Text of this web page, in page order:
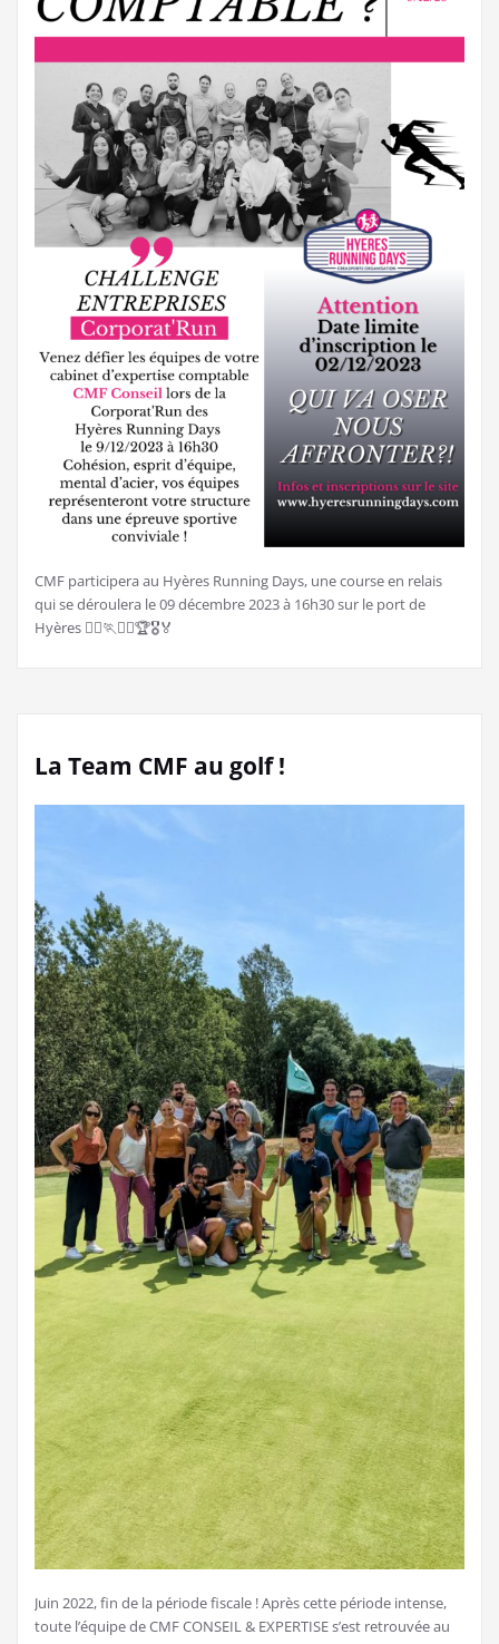
CMF participera au Hyères Running Days, une course en relais
qui se déroulera le 09 décembre 2023 à 16h30 sur le port de
Hyères 🏃‍♀️🏃🏃‍♂️🏆🎖🏅
La Team CMF au golf !
Juin 2022, fin de la période fiscale ! Après cette période intense,
toute l’équipe de CMF CONSEIL & EXPERTISE s’est retrouvée au